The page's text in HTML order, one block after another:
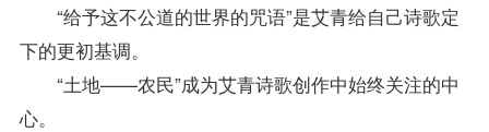
“给予这不公道的世界的咒语”是艾青给自己诗歌定
下的更初基调。
“土地——农民”成为艾青诗歌创作中始终关注的中
心。